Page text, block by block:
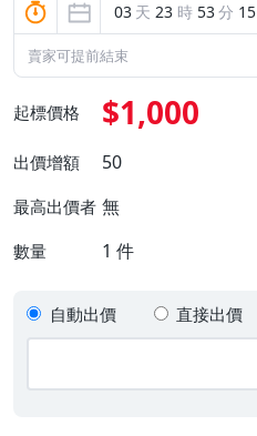
03 天 23 時 53分 13
賣家可提前結束
起標價格 $1,000
出價增額 50
最高出價者 無
數量 1 件
自動出價 直接出價